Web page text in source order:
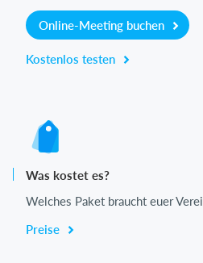
Online-Meeting buchen
Kostenlos testen
Was kostet es?
Welches Paket braucht euer
Preise